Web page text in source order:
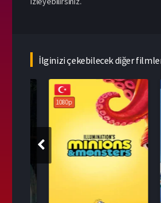
İlginizi çekebilecek diğer